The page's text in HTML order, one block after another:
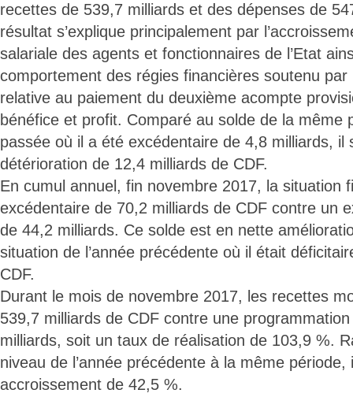
recettes de 539,7 milliards et des dépenses de
résultat s’explique principalement par
salariale des agents et fonctionnaires de l’Etat
comportement des régies financières soutenu par
relative au paiement du deuxième acompte
bénéfice et profit. Comparé au solde de la même
passée où il a été excédentaire de 4,8 milliards, il
détérioration de 12,4 milliards de CDF.
En cumul annuel, fin novembre 2017, la situation
excédentaire de 70,2 milliards de CDF contre un
de 44,2 milliards. Ce solde est en nette
situation de l’année précédente où il était
CDF.
Durant le mois de novembre 2017, les recettes
539,7 milliards de CDF contre une
milliards, soit un taux de réalisation de 103,9 %.
niveau de l’année précédente à la même période,
accroissement de 42,5 %.